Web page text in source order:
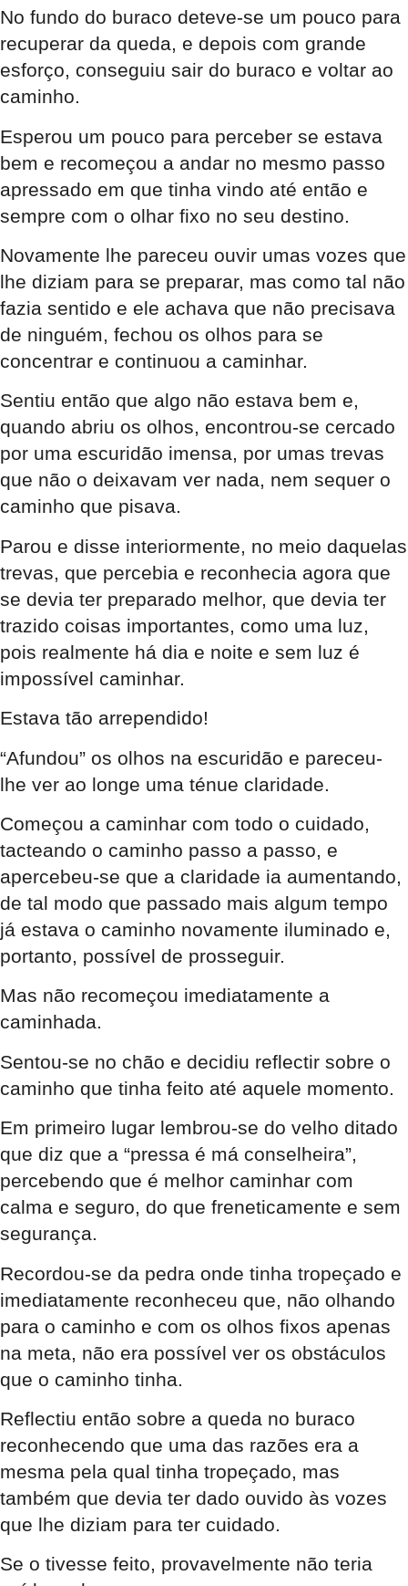
No fundo do buraco deteve-se um pouco para
recuperar da queda, e depois com grande
esforço, conseguiu sair do buraco e voltar ao
caminho.
Esperou um pouco para perceber se estava
bem e recomeçou a andar no mesmo passo
apressado em que tinha vindo até então e
sempre com o olhar fixo no seu destino.
Novamente lhe pareceu ouvir umas vozes que
lhe diziam para se preparar, mas como tal não
fazia sentido e ele achava que não precisava
de ninguém, fechou os olhos para se
concentrar e continuou a caminhar.
Sentiu então que algo não estava bem e,
quando abriu os olhos, encontrou-se cercado
por uma escuridão imensa, por umas trevas
que não o deixavam ver nada, nem sequer o
caminho que pisava.
Parou e disse interiormente, no meio daquelas
trevas, que percebia e reconhecia agora que
se devia ter preparado melhor, que devia ter
trazido coisas importantes, como uma luz,
pois realmente há dia e noite e sem luz é
impossível caminhar.
Estava tão arrependido!
“Afundou” os olhos na escuridão e pareceu-
lhe ver ao longe uma ténue claridade.
Começou a caminhar com todo o cuidado,
tacteando o caminho passo a passo, e
apercebeu-se que a claridade ia aumentando,
de tal modo que passado mais algum tempo
já estava o caminho novamente iluminado e,
portanto, possível de prosseguir.
Mas não recomeçou imediatamente a
caminhada.
Sentou-se no chão e decidiu reflectir sobre o
caminho que tinha feito até aquele momento.
Em primeiro lugar lembrou-se do velho ditado
que diz que a “pressa é má conselheira”,
percebendo que é melhor caminhar com
calma e seguro, do que freneticamente e sem
segurança.
Recordou-se da pedra onde tinha tropeçado e
imediatamente reconheceu que, não olhando
para o caminho e com os olhos fixos apenas
na meta, não era possível ver os obstáculos
que o caminho tinha.
Reflectiu então sobre a queda no buraco
reconhecendo que uma das razões era a
mesma pela qual tinha tropeçado, mas
também que devia ter dado ouvido às vozes
que lhe diziam para ter cuidado.
Se o tivesse feito, provavelmente não teria